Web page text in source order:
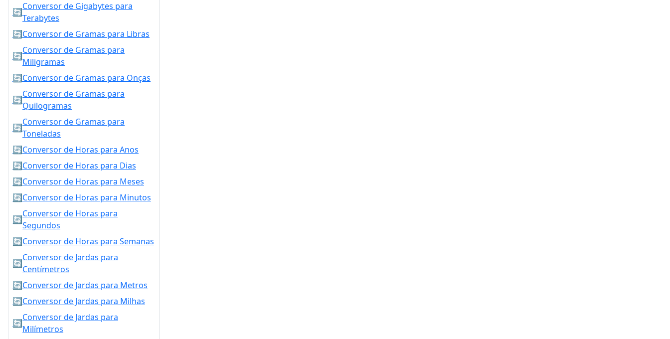
🔄
Conversor de Gigabytes para
Terabytes
🔄Conversor de Gramas para Libras
🔄
Conversor de Gramas para
Miligramas
🔄Conversor de Gramas para Onças
🔄
Conversor de Gramas para
Quilogramas
🔄
Conversor de Gramas para
Toneladas
🔄Conversor de Horas para Anos
🔄Conversor de Horas para Dias
🔄Conversor de Horas para Meses
🔄Conversor de Horas para Minutos
🔄
Conversor de Horas para
Segundos
🔄Conversor de Horas para Semanas
🔄
Conversor de Jardas para
Centímetros
🔄Conversor de Jardas para Metros
🔄Conversor de Jardas para Milhas
🔄
Conversor de Jardas para
Milímetros